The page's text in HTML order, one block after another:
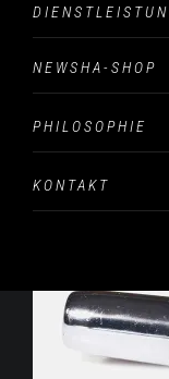
NEWSHA-SHOP
PHILOSOPHIE
KONTAKT
7